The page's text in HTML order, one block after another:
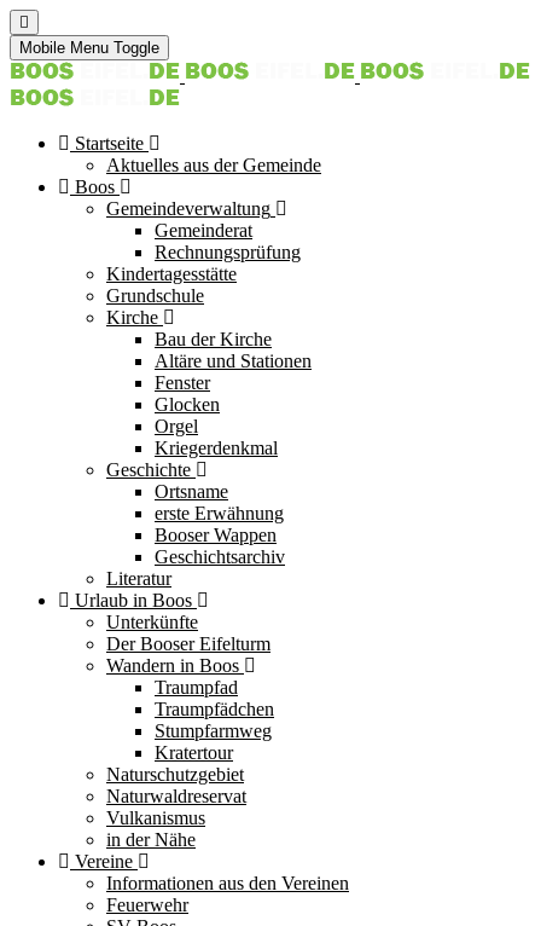
Mobile Menu Toggle
Startseite
Aktuelles aus der Gemeinde
Boos
Gemeindeverwaltung
Gemeinderat
Rechnungsprüfung
Kindertagesstätte
Grundschule
Kirche
Bau der Kirche
Altäre und Stationen
Fenster
Glocken
Orgel
Kriegerdenkmal
Geschichte
Ortsname
erste Erwähnung
Booser Wappen
Geschichtsarchiv
Literatur
Urlaub in Boos
Unterkünfte
Der Booser Eifelturm
Wandern in Boos
Traumpfad
Traumpfädchen
Stumpfarmweg
Kratertour
Naturschutzgebiet
Naturwaldreservat
Vulkanismus
in der Nähe
Vereine
Informationen aus den Vereinen
Feuerwehr